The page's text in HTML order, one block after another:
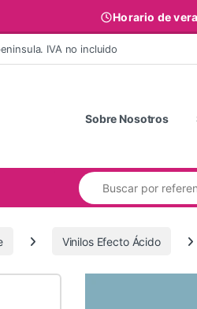
Horario de
IVA no incluido
Sobre Nosotros
Buscar:
Vinilos Efecto Ácido